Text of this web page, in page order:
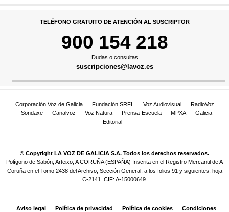
TELÉFONO GRATUITO DE ATENCIÓN AL SUSCRIPTOR
900 154 218
Dudas o consultas
suscripciones@lavoz.es
Corporación Voz de Galicia Fundación SRFL Voz Audiovisual
RadioVoz
Sondaxe
Canalvoz Voz Natura Prensa-Escuela MPXA
Galicia
Editorial
© Copyright LA VOZ DE GALICIA S.A. Todos los derechos reservados.
Polígono de Sabón, Arteixo, A CORUÑA (ESPAÑA) Inscrita en el Registro Mercantil de A
Coruña en el Tomo 2438 del Archivo, Sección General, a los folios 91 y siguientes, hoja
C-2141. CIF: A-15000649.
Aviso legal Política de privacidad Política de cookies Condiciones